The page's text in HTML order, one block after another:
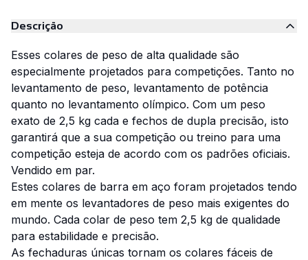
Descrição
Esses colares de peso de alta qualidade são
especialmente projetados para competições. Tanto no
levantamento de peso, levantamento de potência
quanto no levantamento olímpico. Com um peso
exato de 2,5 kg cada e fechos de dupla precisão, isto
garantirá que a sua competição ou treino para uma
competição esteja de acordo com os padrões oficiais.
Vendido em par.
Estes colares de barra em aço foram projetados tendo
em mente os levantadores de peso mais exigentes do
mundo. Cada colar de peso tem 2,5 kg de qualidade
para estabilidade e precisão.
As fechaduras únicas tornam os colares fáceis de